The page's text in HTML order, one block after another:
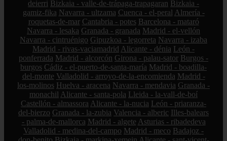
deierri Bizkaia - valle-de-trápaga-trapagaran Bizkaia -
gamiz-fika Navarra - ultzama Cuenca - el-peral Almería -
roquetas-de-mar Cantabria - potes Barcelona - mataró
Navarra - lesaka Granada - granada Madrid - el-vellón
Navarra - cintruénigo Gipuzkoa - legorreta Navarra - izaba
Madrid - rivas-vaciamadrid Alicante - dénia León -
ponferrada Madrid - alcorcón Girona - palau-sator Burgos -
burgos Cádiz - el-puerto-de-santa-maría Madrid - boadilla-
del-monte Valladolid - arroyo-de-la-encomienda Madrid -
los-molinos Huelva - aracena Navarra - mendavia Granada -
monachil Alicante - santa-pola Lleida - la-vall-de-boí
Castellón - almassora Alicante - la-nucia León - priaranza-
del-bierzo Granada - la-zubia Valencia - alberic Illes-balears
- palma-de-mallorca Madrid - algete Asturias - ribadedeva
Valladolid - medina-del-campo Madrid - meco Badajoz -